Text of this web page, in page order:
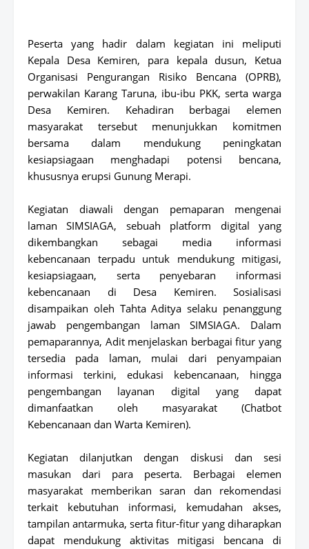
Peserta yang hadir dalam kegiatan ini meliputi
Kepala Desa Kemiren, para kepala dusun, Ketua
Organisasi Pengurangan Risiko Bencana (OPRB),
perwakilan Karang Taruna, ibu-ibu PKK, serta warga
Desa Kemiren. Kehadiran berbagai elemen
masyarakat tersebut menunjukkan komitmen
bersama dalam mendukung peningkatan
kesiapsiagaan menghadapi potensi bencana,
khususnya erupsi Gunung Merapi.
Kegiatan diawali dengan pemaparan mengenai
laman SIMSIAGA, sebuah platform digital yang
dikembangkan sebagai media informasi
kebencanaan terpadu untuk mendukung mitigasi,
kesiapsiagaan, serta penyebaran informasi
kebencanaan di Desa Kemiren. Sosialisasi
disampaikan oleh Tahta Aditya selaku penanggung
jawab pengembangan laman SIMSIAGA. Dalam
pemaparannya, Adit menjelaskan berbagai fitur yang
tersedia pada laman, mulai dari penyampaian
informasi terkini, edukasi kebencanaan, hingga
pengembangan layanan digital yang dapat
dimanfaatkan oleh masyarakat (Chatbot
Kebencanaan dan Warta Kemiren).
Kegiatan dilanjutkan dengan diskusi dan sesi
masukan dari para peserta. Berbagai elemen
masyarakat memberikan saran dan rekomendasi
terkait kebutuhan informasi, kemudahan akses,
tampilan antarmuka, serta fitur-fitur yang diharapkan
dapat mendukung aktivitas mitigasi bencana di